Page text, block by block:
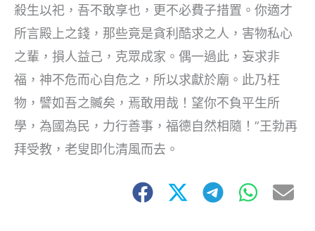
殺生以祀，吾不敢享也，更不必費子措置。你適才
所言殿上之錢，那些竟是貪利酷求之人，害物私心
之輩，損人益己，克眾成家。偶一過此，妄求非
福，神不危而心自危之，所以求獻於廟。此乃枉
物，譬如吾之贓矣，焉敢用哉！望你不負平生所
學，為國為民，力行善事，福德自然相隨！”王勃再
拜受教，老叟即化清風而去。